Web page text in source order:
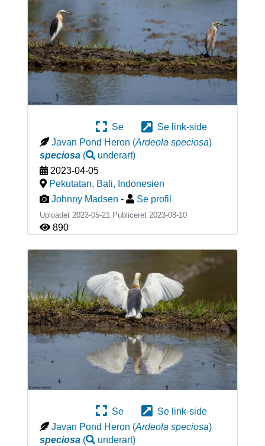
Se
Se link-side
Javan Pond Heron (Ardeola speciosa)
speciosa( underart)
2023-04-05
Pekutatan, Bali, Indonesien
Johnny Madsen - Se profil
Uploadet 2023-05-21 Publiceret 2023-08-10
890
Se
Se link-side
Javan Pond Heron (Ardeola speciosa)
speciosa( underart)